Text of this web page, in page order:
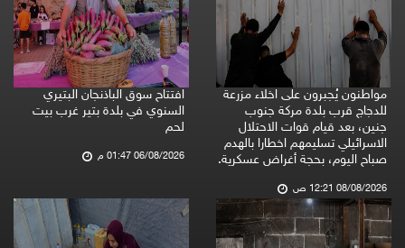
مواطنون يُجبرون على اخلاء مزرعة
للدجاج قرب بلدة مركة جنوب
جنين، بعد قيام قوات الاحتلال
الاسرائيلي تسليمهم اخطارا بالهدم
صباح اليوم، بحجة أغراض عسكرية.
08/08/2026 12:21 ص
افتتاح سوق الباذنجان البتيري
السنوي في بلدة بتير غرب بيت
لحم
06/08/2026 01:47 م